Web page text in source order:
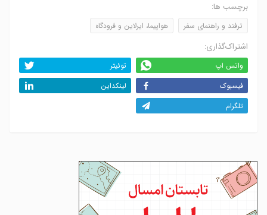
برچسب ها:
ترفند و راهنمای سفر هواپیما، ایرلاین و فرودگاه
اشتراک‌گذاری:
واتس اپ
توئیتر
فیسبوک
لینکداین
تلگرام